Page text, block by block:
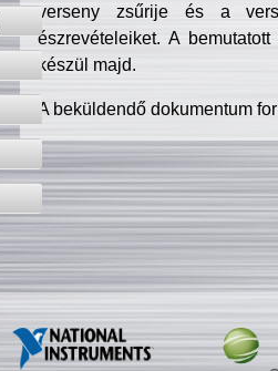
verseny zsűrije és a
észrevételeiket. A
készül majd.
A beküldendő dokumentum